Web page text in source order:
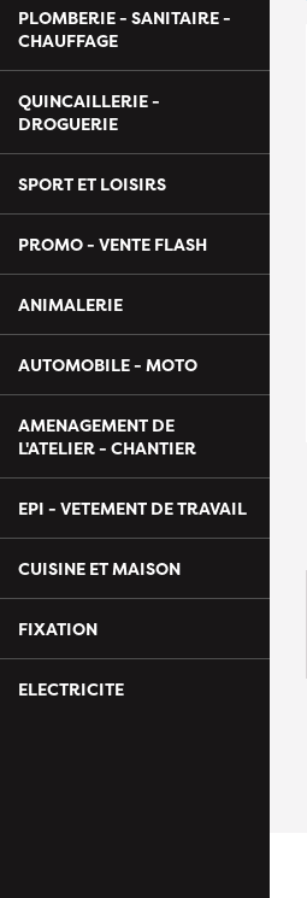
PLOMBERIE - SANITAIRE -
CHAUFFAGE
QUINCAILLERIE -
DROGUERIE
SPORT ET LOISIRS
PROMO - VENTE FLASH
ANIMALERIE
AUTOMOBILE - MOTO
AMENAGEMENT DE
L'ATELIER - CHANTIER
EPI - VETEMENT DE TRAVAIL
CUISINE ET MAISON
FIXATION
ELECTRICITE